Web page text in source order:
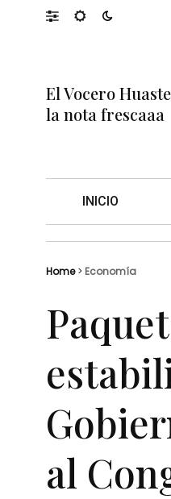
El Vocero
la nota frescaaa
INICIO
Home> Economía
al